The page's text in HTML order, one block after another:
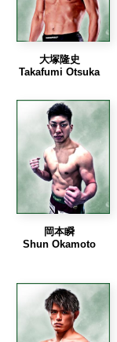
大塚隆史
Takafumi Otsuka
岡本瞬
Shun Okamoto